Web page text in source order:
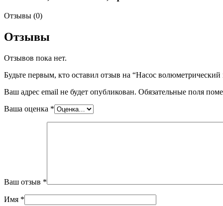
Отзывы (0)
Отзывы
Отзывов пока нет.
Будьте первым, кто оставил отзыв на “Насос
Ваш адрес email не будет опубликован. Обязательные поля
Ваша оценка *
Ваш отзыв *
Имя *